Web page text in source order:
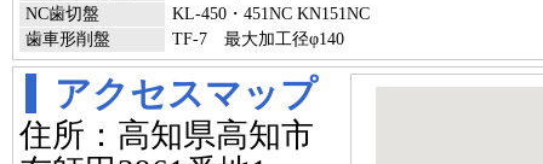
NC歯切盤
KL-450・451NC KN151NC
歯車形削盤
TF-7 最大加工径φ140
アクセスマップ
住所：高知県高知市